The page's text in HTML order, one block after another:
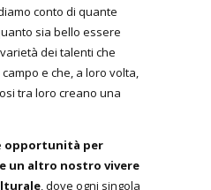
conto di quante
sia bello essere
dei talenti che
e che, a loro volta,
tra loro creano una
opportunità per
un altro nostro vivere
, dove ogni singola